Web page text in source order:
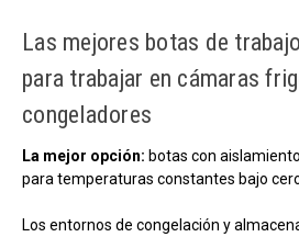
Las mejores botas de
para trabajar en cámaras
congeladores
La mejor opción: botas con
para temperaturas constantes bajo
Los entornos de congelación y